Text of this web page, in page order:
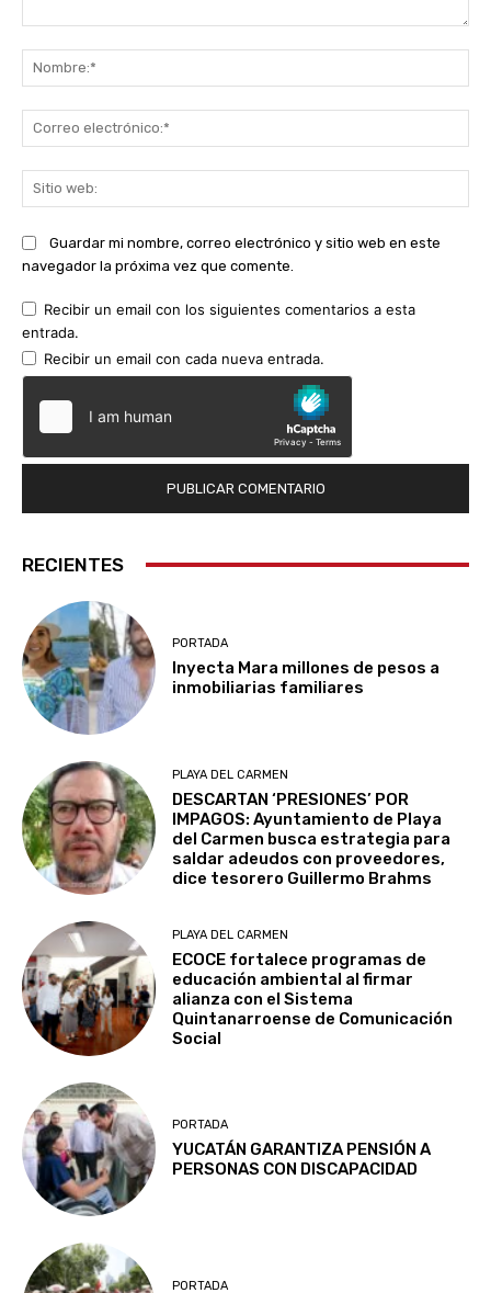
Guardar mi nombre, correo electrónico y sitio web en este
navegador la próxima vez que comente.
Recibir un email con los siguientes comentarios a esta
entrada.
Recibir un email con cada nueva entrada.
RECIENTES
PORTADA
Inyecta Mara millones de pesos a
inmobiliarias familiares
PLAYA DEL CARMEN
DESCARTAN ‘PRESIONES’ POR
IMPAGOS: Ayuntamiento de Playa
del Carmen busca estrategia para
saldar adeudos con proveedores,
dice tesorero Guillermo Brahms
PLAYA DEL CARMEN
ECOCE fortalece programas de
educación ambiental al firmar
alianza con el Sistema
Quintanarroense de Comunicación
Social
PORTADA
YUCATÁN GARANTIZA PENSIÓN A
PERSONAS CON DISCAPACIDAD
PORTADA